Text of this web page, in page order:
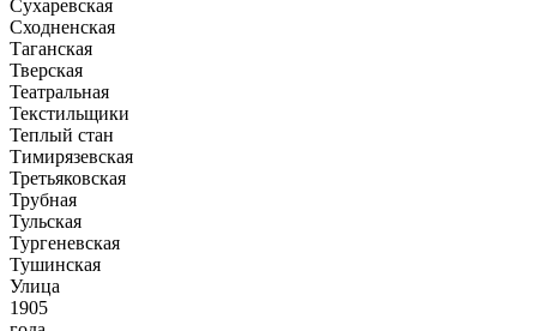
Сухаревская
Сходненская
Таганская
Тверская
Театральная
Текстильщики
Теплый стан
Тимирязевская
Третьяковская
Трубная
Тульская
Тургеневская
Тушинская
Улица
1905